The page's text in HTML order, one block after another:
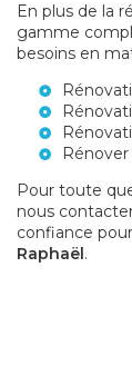
En plus de la
gamme
besoins en
Pour toute
nous
confiance
Raphaël.